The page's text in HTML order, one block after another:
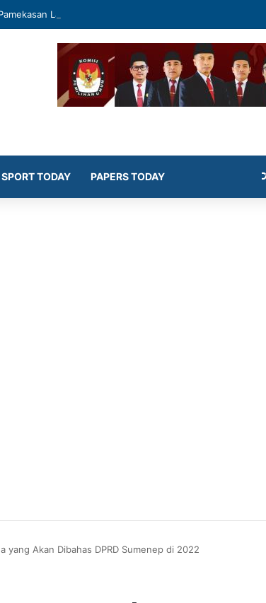
Latih Siswa Public Speaking dan Konten Publik
SPORT TODAY PAPERS TODAY
yang Akan Dibahas DPRD Sumenep di 2022